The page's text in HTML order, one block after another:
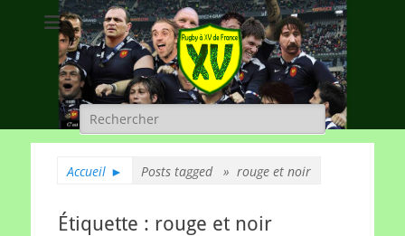
Rugby à XV de
France
A chacun son rugby
Rechercher :
Accueil ► Posts tagged » rouge et noir
Étiquette : rouge et noir